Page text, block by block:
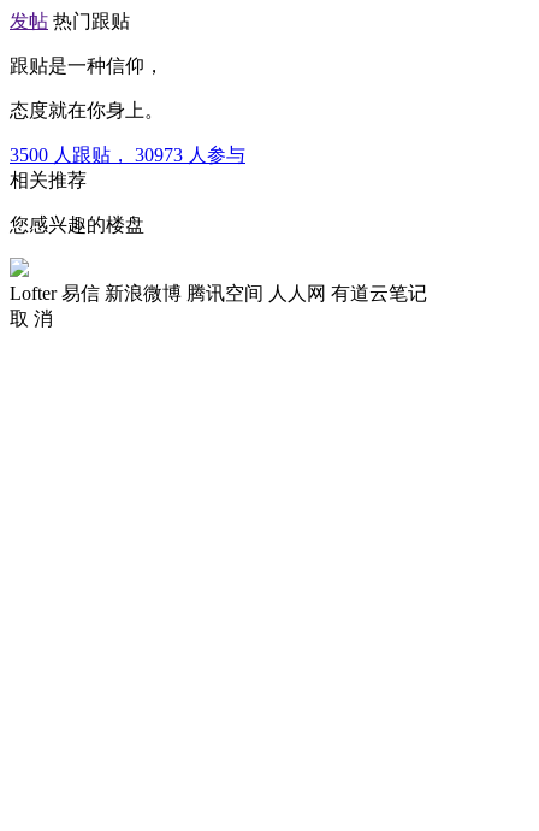
发帖 热门跟贴
跟贴是一种信仰，
态度就在你身上。
3500 人跟贴， 30973 人参与
相关推荐
您感兴趣的楼盘
Lofter 易信 新浪微博 腾讯空间 人人网 有道云笔记
取 消